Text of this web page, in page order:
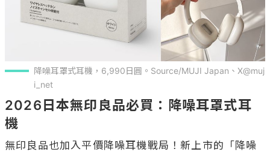
降噪耳罩式耳機，6,990日圓。Source/MUJI Japan、X@muj
i_net
2026日本無印良品必買：降噪耳罩式耳
機
無印良品也加入平價降噪耳機戰局！新上市的「降噪